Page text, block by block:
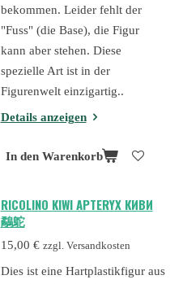
bekommen. Leider fehlt der
"Fuss" (die Base), die Figur
kann aber stehen. Diese
spezielle Art ist in der
Figurenwelt einzigartig..
Details anzeigen
In den Warenkorb
RICOLINO KIWI APTERYX КИВИ
鷸鴕
15,00 € zzgl. Versandkosten
Dies ist eine Hartplastikfigur aus